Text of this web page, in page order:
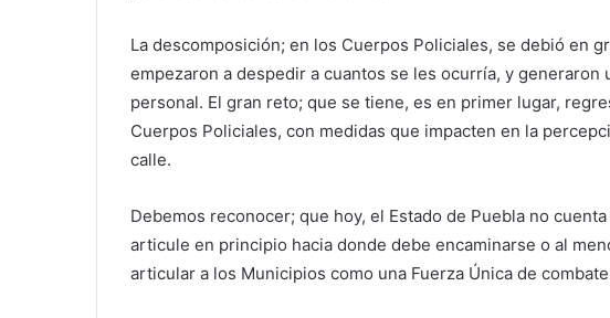
La descomposición; en los Cuerpos Policiales, se debió en
empezaron a despedir a cuantos se les ocurría, y generaron
personal. El gran reto; que se tiene, es en primer lugar,
Cuerpos Policiales, con medidas que impacten en la
calle.
Debemos reconocer; que hoy, el Estado de Puebla no
articule en principio hacia donde debe encaminarse o al
articular a los Municipios como una Fuerza Única de